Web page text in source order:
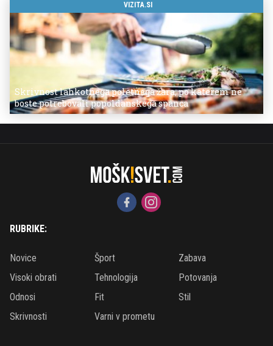
VIZITA.SI
Skrivnost lahkotnega poletnega žara, po katerem ne
boste potrebovali popoldanskega spanca
RUBRIKE:
Novice Šport
Zabava
Visoki obrati
Tehnologija
Potovanja
Odnosi
Fit
Stil
Skrivnosti
Varni v prometu